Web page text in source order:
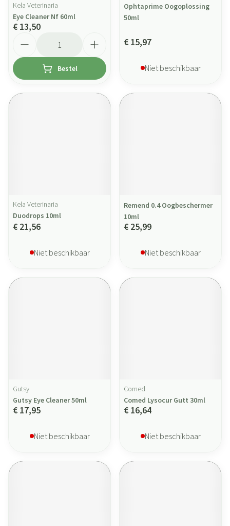
Kela Veterinaria
Eye Cleaner Nf 60ml
€ 13,50
Bestel
Ophtaprime Oogoplossing
50ml
€ 15,97
Niet beschikbaar
Kela Veterinaria
Duodrops 10ml
€ 21,56
Niet beschikbaar
Remend 0.4 Oogbeschermer
10ml
€ 25,99
Niet beschikbaar
Gutsy
Gutsy Eye Cleaner 50ml
€ 17,95
Niet beschikbaar
Comed
Comed Lysocur Gutt 30ml
€ 16,64
Niet beschikbaar